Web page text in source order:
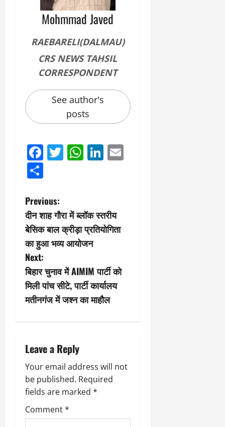
Mohmmad Javed
RAEBARELI(DALMAU)
CRS NEWS TAHSIL
CORRESPONDENT
See author's
posts
Facebook
Twitter
WhatsApp
LinkedIn
P
o
s
t
n
a
i
g
a
t
Previous:
दीन शाह गौरा में ब्लॉक स्तरीय
बेसिक बाल क्रीड़ा प्रतियोगिता
का हुआ भव्य आयोजन
Next:
बिहार चुनाव में AIMIM पार्टी को
मिली पांच सीटे, पार्टी कार्यालय
मतीनगंज में जश्न का माहौल
Leave a Reply
Your email address will not
be published. Required
fields are marked *
Comment*